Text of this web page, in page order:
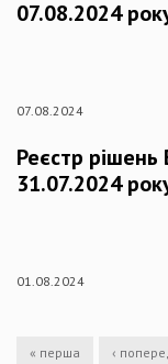
07.08.2024
07.08.2024
Реєстр рішень
31.07.2024
01.08.2024
« перша ‹